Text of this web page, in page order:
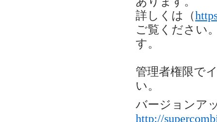
詳しくは（
ご覧ください
す。
管理者権限で
い。
バージョンア
http://